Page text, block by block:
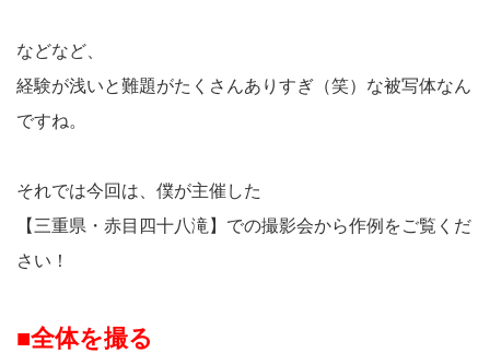
などなど、
経験が浅いと難題がたくさんありすぎ（笑）な被写体なん
ですね。
それでは今回は、僕が主催した
【三重県・赤目四十八滝】での撮影会から作例をご覧くだ
さい！
■全体を撮る